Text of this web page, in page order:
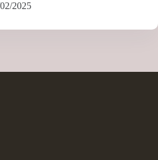
2025